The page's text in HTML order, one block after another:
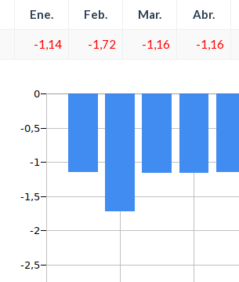
Ene. Feb. Mar. Abr.
-1,14 -1,72 -1,16 -1,16